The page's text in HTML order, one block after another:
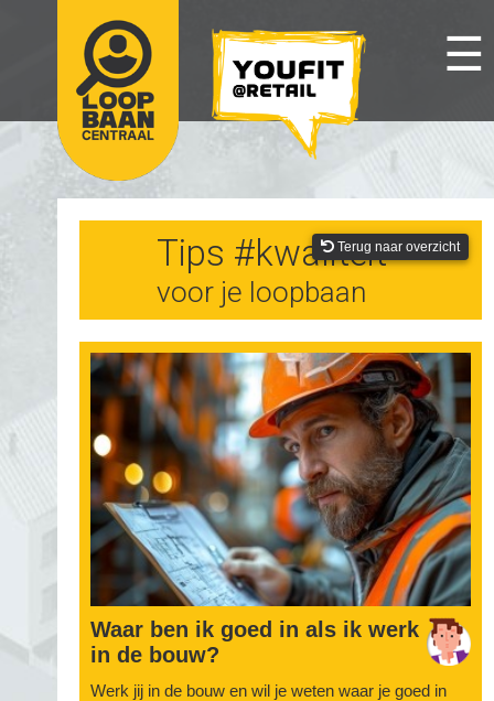
☰
Tips #kwaliteit
voor je loopbaan
Terug naar overzicht
Waar ben ik goed in als ik werk
in de bouw?
Werk jij in de bouw en wil je weten waar je goed in